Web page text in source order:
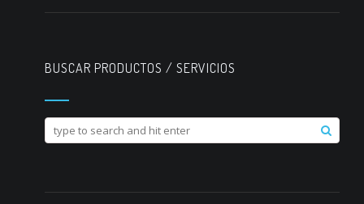
BUSCAR PRODUCTOS / SERVICIOS